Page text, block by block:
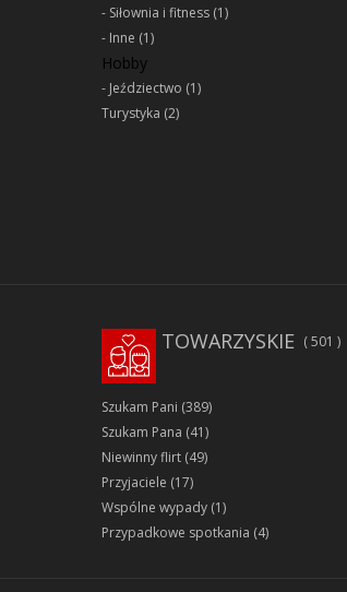
Siłownia i fitness(1)
Inne (1)
Hobby
Jeździectwo (1)
Turystyka (2)
TOWARZYSKIE 501
Szukam Pani (389)
Szukam Pana (41)
Niewinny flirt(49)
Przyjaciele (17)
Wspólne wypady(1)
Przypadkowe spotkania (4)